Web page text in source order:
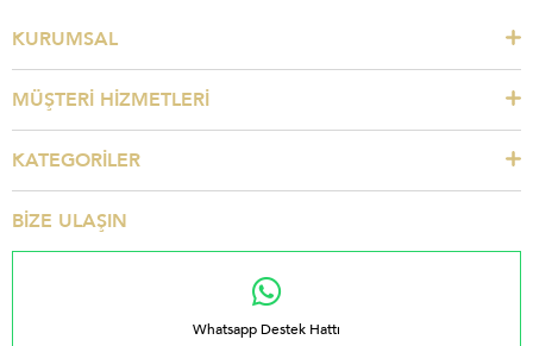
KURUMSAL
MÜŞTERİ HİZMETLERİ
KATEGORİLER
BİZE ULAŞIN
Whatsapp Destek Hattı